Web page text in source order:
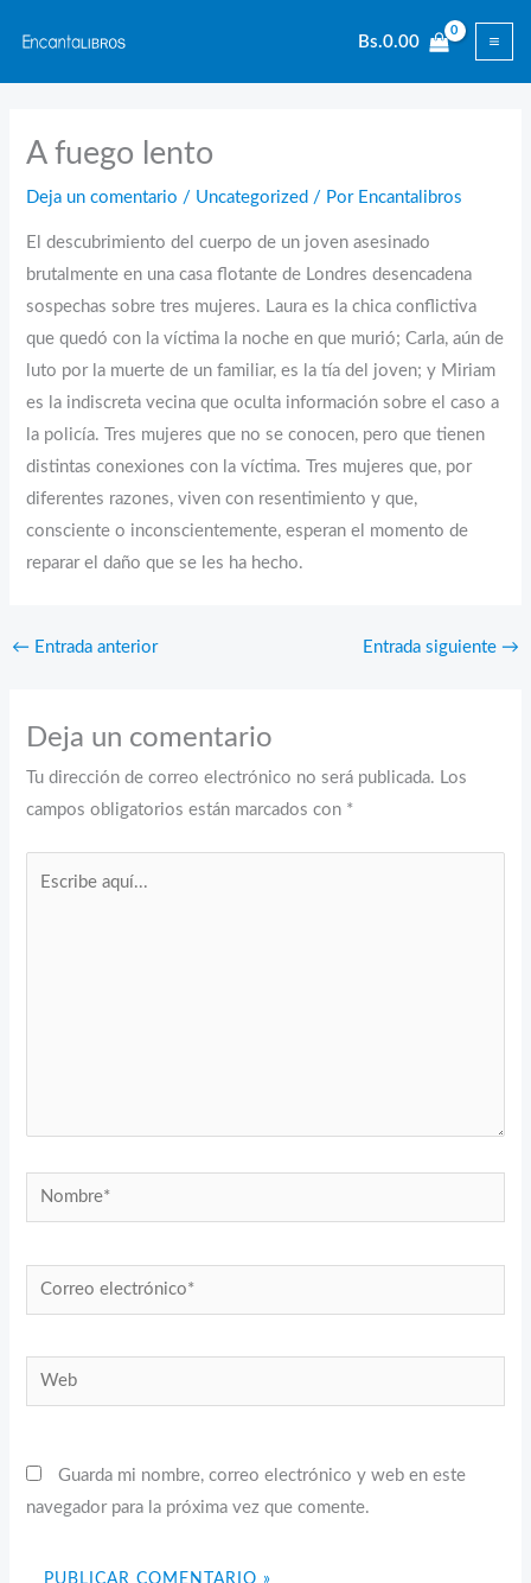
contenido
Bs.0.00
A fuego lento
Deja un comentario / Uncategorized / Por Encantalibros
El descubrimiento del cuerpo de un joven asesinado
brutalmente en una casa flotante de Londres desencadena
sospechas sobre tres mujeres. Laura es la chica conflictiva
que quedó con la víctima la noche en que murió; Carla, aún de
luto por la muerte de un familiar, es la tía del joven; y Miriam
es la indiscreta vecina que oculta información sobre el caso a
la policía. Tres mujeres que no se conocen, pero que tienen
distintas conexiones con la víctima. Tres mujeres que, por
diferentes razones, viven con resentimiento y que,
consciente o inconscientemente, esperan el momento de
reparar el daño que se les ha hecho.
← Entrada anterior Entrada siguiente →
Deja un comentario
Tu dirección de correo electrónico no será publicada. Los
campos obligatorios están marcados con *
Nombre*
Correo
electrónico*
Web
Guarda mi nombre, correo electrónico y web en este
navegador para la próxima vez que comente.